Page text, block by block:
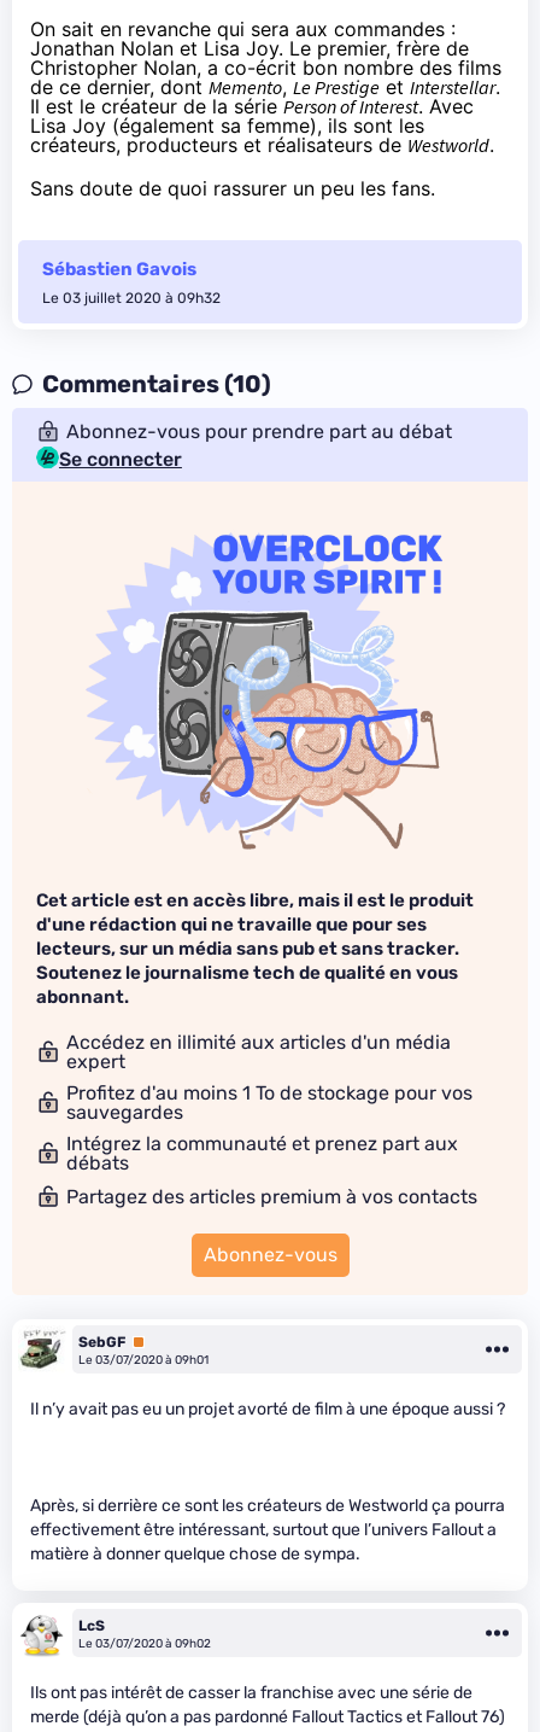
On sait en revanche qui sera aux commandes :
Jonathan Nolan et Lisa Joy. Le premier, frère de
Christopher Nolan, a co-écrit bon nombre des films
de ce dernier, dont Memento, Le Prestige et Interstellar.
Il est le créateur de la série Person of Interest. Avec
Lisa Joy (également sa femme), ils sont les
créateurs, producteurs et réalisateurs de Westworld.
Sans doute de quoi rassurer un peu les fans.
Sébastien Gavois
Le 03 juillet 2020 à 09h32
Commentaires (10)
Abonnez-vous pour prendre part au débat
Se connecter
Cet article est en accès libre, mais il est le produit
d'une rédaction qui ne travaille que pour ses
lecteurs, sur un média sans pub et sans tracker.
Soutenez le journalisme tech de qualité en vous
abonnant.
Accédez en illimité aux articles d'un média
expert
Profitez d'au moins 1 To de stockage pour vos
sauvegardes
Intégrez la communauté et prenez part aux
débats
Partagez des articles premium à vos contacts
Abonnez-vous
SebGF Premium
Le 03/07/2020 à 09h01
Il n’y avait pas eu un projet avorté de film à une époque aussi ?
Après, si derrière ce sont les créateurs de Westworld ça pourra
effectivement être intéressant, surtout que l’univers Fallout a
matière à donner quelque chose de sympa.
LcS
Le 03/07/2020 à 09h02
Ils ont pas intérêt de casser la franchise avec une série de
merde (déjà qu’on a pas pardonné Fallout Tactics et Fallout 76)